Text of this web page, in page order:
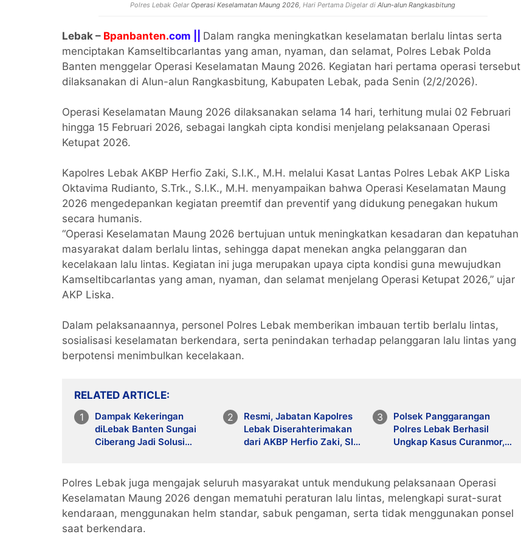
Polres Lebak GelarOperasi Keselamatan Maung 2026, Hari Pertama Digelar diAlun-alun Rangkasbitung
Lebak – Bpanbanten.com || Dalam rangka meningkatkan keselamatan berlalu lintas serta
menciptakan Kamseltibcarlantas yang aman, nyaman, dan selamat, Polres Lebak Polda
Banten menggelar Operasi Keselamatan Maung 2026. Kegiatan hari pertama operasi tersebut
dilaksanakan di Alun-alun Rangkasbitung, Kabupaten Lebak, pada Senin (2/2/2026).
Operasi Keselamatan Maung 2026 dilaksanakan selama 14 hari, terhitung mulai 02 Februari
hingga 15 Februari 2026, sebagai langkah cipta kondisi menjelang pelaksanaan Operasi
Ketupat 2026.
Kapolres Lebak AKBP Herfio Zaki, S.I.K., M.H. melalui Kasat Lantas Polres Lebak AKP Liska
Oktavima Rudianto, S.Trk., S.I.K., M.H. menyampaikan bahwa Operasi Keselamatan Maung
2026 mengedepankan kegiatan preemtif dan preventif yang didukung penegakan hukum
secara humanis.
“Operasi Keselamatan Maung 2026 bertujuan untuk meningkatkan kesadaran dan kepatuhan
masyarakat dalam berlalu lintas, sehingga dapat menekan angka pelanggaran dan
kecelakaan lalu lintas. Kegiatan ini juga merupakan upaya cipta kondisi guna mewujudkan
Kamseltibcarlantas yang aman, nyaman, dan selamat menjelang Operasi Ketupat 2026,” ujar
AKP Liska.
Dalam pelaksanaannya, personel Polres Lebak memberikan imbauan tertib berlalu lintas,
sosialisasi keselamatan berkendara, serta penindakan terhadap pelanggaran lalu lintas yang
berpotensi menimbulkan kecelakaan.
RELATED ARTICLE
Dampak Kekeringan
diLebak Banten Sungai
Ciberang Jadi Solusi
Resmi, Jabatan Kapolres
Lebak Diserahterimakan
dari AKBP Herfio Zaki, SIK,
Polsek Panggarangan
Polres Lebak Berhasil
Ungkap Kasus Curanmor,
Polres Lebak juga mengajak seluruh masyarakat untuk mendukung pelaksanaan Operasi
Keselamatan Maung 2026 dengan mematuhi peraturan lalu lintas, melengkapi surat-surat
kendaraan, menggunakan helm standar, sabuk pengaman, serta tidak menggunakan ponsel
saat berkendara.